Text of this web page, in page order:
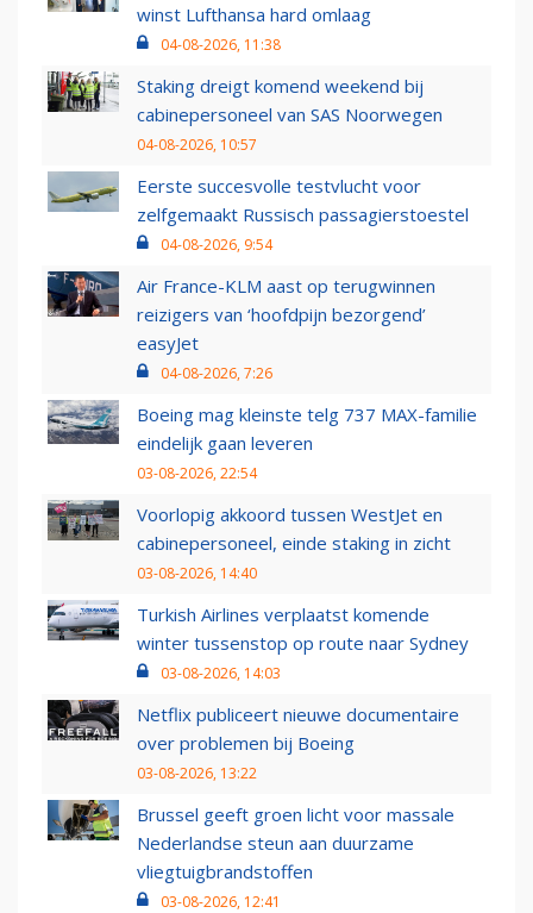
winst Lufthansa hard omlaag
04-08-2026, 11:38
Staking dreigt komend weekend bij
cabinepersoneel van SAS Noorwegen
04-08-2026, 10:57
Eerste succesvolle testvlucht voor
zelfgemaakt Russisch passagierstoestel
04-08-2026, 9:54
Air France-KLM aast op terugwinnen
reizigers van ‘hoofdpijn bezorgend’
easyJet
04-08-2026, 7:26
Boeing mag kleinste telg 737 MAX-familie
eindelijk gaan leveren
03-08-2026, 22:54
Voorlopig akkoord tussen WestJet en
cabinepersoneel, einde staking in zicht
03-08-2026, 14:40
Turkish Airlines verplaatst komende
winter tussenstop op route naar Sydney
03-08-2026, 14:03
Netflix publiceert nieuwe documentaire
over problemen bij Boeing
03-08-2026, 13:22
Brussel geeft groen licht voor massale
Nederlandse steun aan duurzame
vliegtuigbrandstoffen
03-08-2026, 12:41